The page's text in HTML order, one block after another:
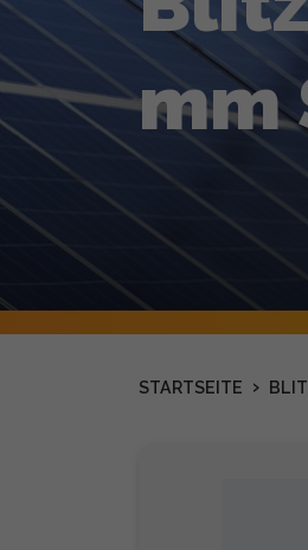
mm
STARTSEITE ›